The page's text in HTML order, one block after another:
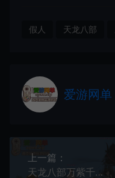
假人 天龙八部
爱游网单
上一篇：
天龙八部万紫千红360°自由视角无挂内置GM无假人虚拟机一键端